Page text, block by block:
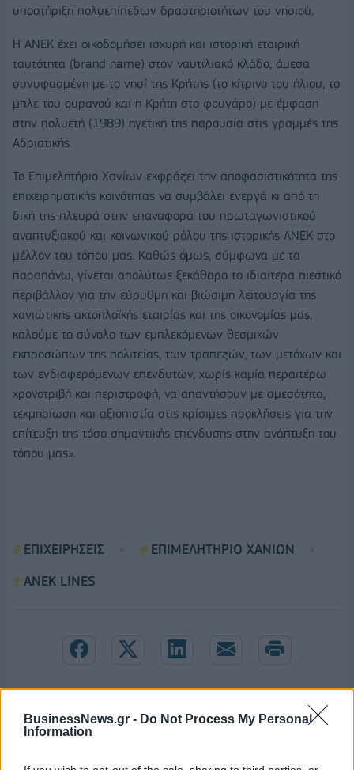
BusinessNews.gr - Do Not Process My Personal
Information
υποστήριξη πολυεπίπεδων δραστηριοτήτων του νησιού.
Η ΑΝEΚ έχει οικοδομήσει ισχυρή και ιστορική εταιρική
ταυτότητα (brand name) στον ναυτιλιακό κλάδο, άμεσα
συνυφασμένη με το νησί της Κρήτης (το κίτρινο του ήλιου, το
μπλε του ουρανού και η Κρήτη στο φουγάρο) με έμφαση
στην πολυετή (1989) ηγετική της παρουσία στις γραμμές της
Αδριατικής.
Το Επιμελητήριο Χανίων εκφράζει την αποφασιστικότητα της
επιχειρηματικής κοινότητας να συμβάλει ενεργά κι από τη
δική της πλευρά στην επαναφορά του πρωταγωνιστικού
αναπτυξιακού και κοινωνικού ρόλου της ιστορικής ΑΝΕΚ στο
μέλλον του τόπου μας. Καθώς όμως, σύμφωνα με τα
παραπάνω, γίνεται απολύτως ξεκάθαρο το ιδιαίτερα πιεστικό
περιβάλλον για την εύρυθμη και βιώσιμη λειτουργία της
χανιώτικης ακτοπλοϊκής εταιρίας και της οικονομίας μας,
καλούμε το σύνολο των εμπλεκόμενων θεσμικών
εκπροσώπων της πολιτείας, των τραπεζών, των μετόχων και
των ενδιαφερόμενων επενδυτών, χωρίς καμία περαιτέρω
χρονοτριβή και περιστροφή, να απαντήσουν με αμεσότητα,
τεκμηρίωση και αξιοπιστία στις κρίσιμες προκλήσεις για την
επίτευξη της τόσο σημαντικής επένδυσης στην ανάπτυξη του
τόπου μας».
ΕΠΙΧΕΙΡΗΣΕΙΣ
ΕΠΙΜΕΛΗΤΗΡΙΟ ΧΑΝΙΩΝ
ΑΝΕΚ LINES